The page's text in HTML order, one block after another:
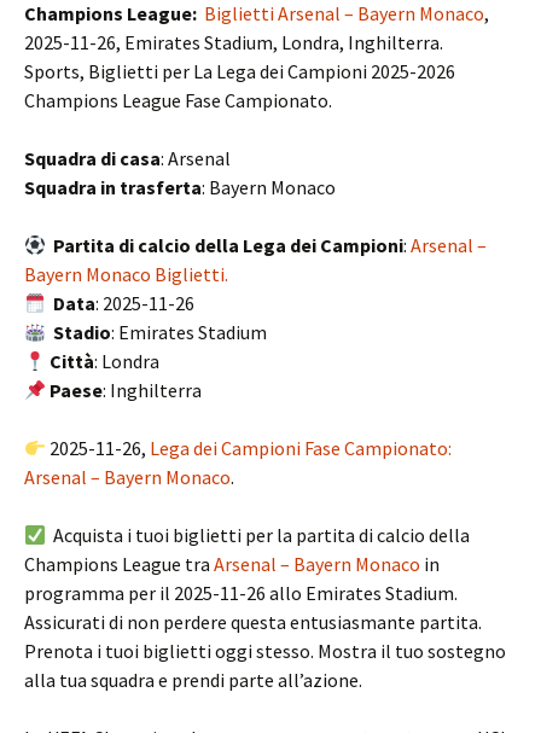
Champions League: Biglietti Arsenal – Bayern Monaco,
2025-11-26, Emirates Stadium, Londra, Inghilterra.
Sports, Biglietti per La Lega dei Campioni 2025-2026
Champions League Fase Campionato.
Squadra di casa: Arsenal
Squadra in trasferta: Bayern Monaco
Partita di calcio della Lega dei Campioni:Arsenal –
Bayern Monaco Biglietti.
Data: 2025-11-26
Stadio: Emirates Stadium
Città: Londra
Paese: Inghilterra
2025-11-26, Lega dei Campioni Fase Campionato:
Arsenal – Bayern Monaco.
Acquista i tuoi biglietti per la partita di calcio della
Champions League tra Arsenal – Bayern Monaco in
programma per il 2025-11-26 allo Emirates Stadium.
Assicurati di non perdere questa entusiasmante partita.
Prenota i tuoi biglietti oggi stesso. Mostra il tuo sostegno
alla tua squadra e prendi parte all’azione.